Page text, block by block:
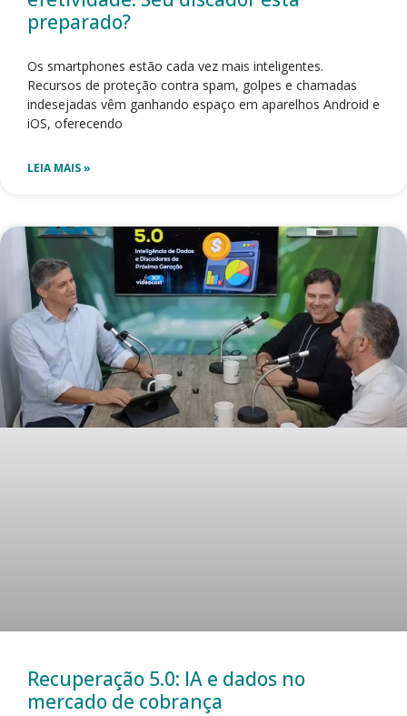
preparado?
Os smartphones estão cada vez mais inteligentes.
Recursos de proteção contra spam, golpes e chamadas
indesejadas vêm ganhando espaço em aparelhos Android e
iOS, oferecendo
LEIA MAIS »
Recuperação 5.0: IA e dados no
mercado de cobrança